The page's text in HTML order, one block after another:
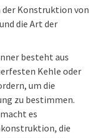
der Konstruktion von
die Art der
besteht aus
Kehle oder
um die
zu bestimmen.
es
die